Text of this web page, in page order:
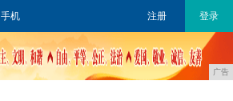
手机 注册 登录
广告